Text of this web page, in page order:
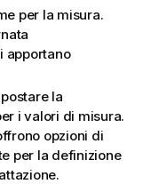
per la misura.
apportano
la
i valori di misura.
opzioni di
per la definizione